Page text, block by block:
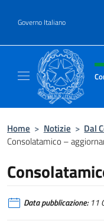
Governo Italiano
Intestazione
Home > Notizie > Dal
Consolatamico –
Data pubblicazione:11